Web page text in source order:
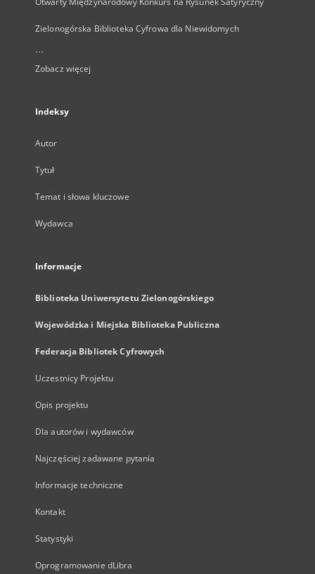
Zielonogórska Biblioteka Cyfrowa dla Niewidomych
...
Zobacz więcej
Indeksy
Autor
Tytuł
Temat i słowa kluczowe
Wydawca
Informacje
Biblioteka Uniwersytetu Zielonogórskiego
Wojewódzka i Miejska Biblioteka Publiczna
Federacja Bibliotek Cyfrowych
Uczestnicy Projektu
Opis projektu
Dla autorów i wydawców
Najczęściej zadawane pytania
Informacje techniczne
Kontakt
Statystyki
Oprogramowanie dLibra